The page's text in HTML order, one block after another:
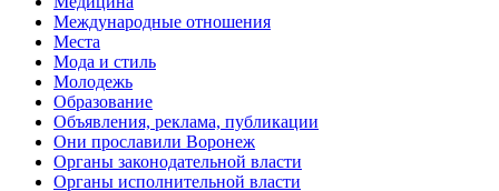
Международные отношения
Места
Мода и стиль
Молодежь
Образование
Объявления, реклама, публикации
Они прославили Воронеж
Органы законодательной власти
Органы исполнительной власти